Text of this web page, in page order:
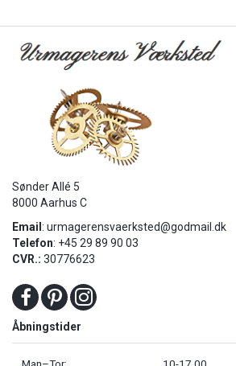
Sønder Allé 5
8000 Aarhus C
Email : urmagerensvaerksted@godmail.dk
Telefon: +45 29 89 90 03
CVR.: 30776623
Åbningstider